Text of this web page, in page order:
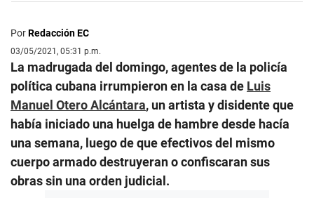
PorRedacción EC
03/05/2021, 05:31 p.m.
La madrugada del domingo, agentes de la policía
política cubana irrumpieron en la casa de Luis
Manuel Otero Alcántara, un artista y disidente que
había iniciado una huelga de hambre desde hacía
una semana, luego de que efectivos del mismo
cuerpo armado destruyeran o confiscaran sus
obras sin una orden judicial.